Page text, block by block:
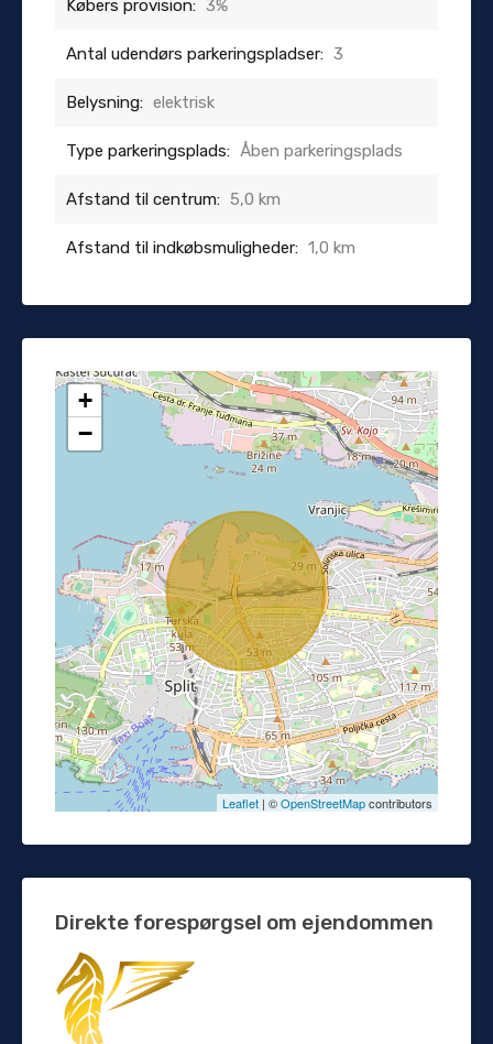
Købers provision: 3%
Antal udendørs parkeringspladser: 3
Belysning: elektrisk
Type parkeringsplads: Åben parkeringsplads
Afstand til centrum: 5,0 km
Afstand til indkøbsmuligheder: 1,0 km
+
−
Leaflet | ©OpenStreetMapcontributors
Direkte forespørgsel om ejendommen